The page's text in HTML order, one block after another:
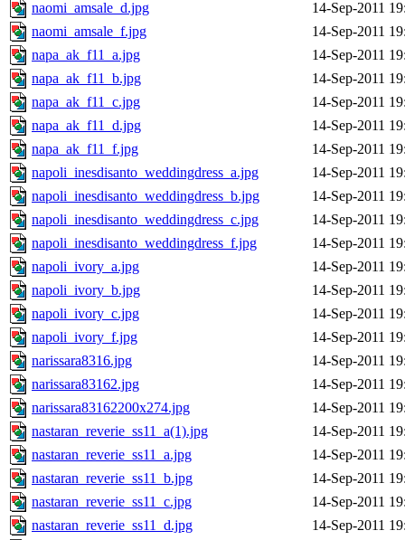
naomi_amsale_d.jpg
14-Sep-2011
naomi_amsale_f.jpg
14-Sep-2011
napa_ak_f11_a.jpg
14-Sep-2011
napa_ak_f11_b.jpg
14-Sep-2011
napa_ak_f11_c.jpg
14-Sep-2011
napa_ak_f11_d.jpg
14-Sep-2011
napa_ak_f11_f.jpg
14-Sep-2011
napoli_inesdisanto_weddingdress_a.jpg
14-Sep-2011
napoli_inesdisanto_weddingdress_b.jpg
14-Sep-2011
napoli_inesdisanto_weddingdress_c.jpg
14-Sep-2011
napoli_inesdisanto_weddingdress_f.jpg
14-Sep-2011
napoli_ivory_a.jpg
14-Sep-2011
napoli_ivory_b.jpg
14-Sep-2011
napoli_ivory_c.jpg
14-Sep-2011
napoli_ivory_f.jpg
14-Sep-2011
narissara8316.jpg
14-Sep-2011
narissara83162.jpg
14-Sep-2011
narissara83162200x274.jpg
14-Sep-2011
nastaran_reverie_ss11_a(1).jpg
14-Sep-2011
nastaran_reverie_ss11_a.jpg
14-Sep-2011
nastaran_reverie_ss11_b.jpg
14-Sep-2011
nastaran_reverie_ss11_c.jpg
14-Sep-2011
nastaran_reverie_ss11_d.jpg
14-Sep-2011